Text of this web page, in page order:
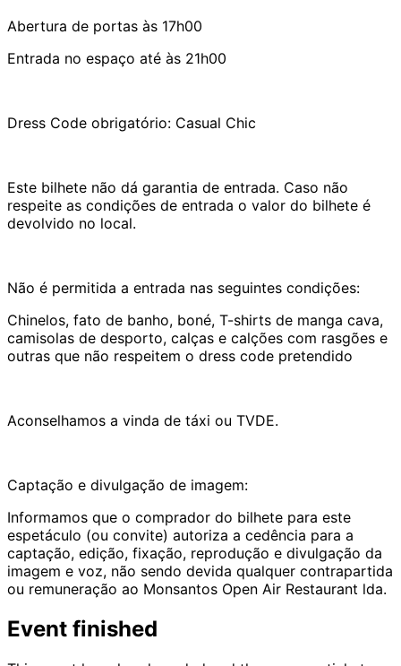
Abertura de portas às 17h00
Entrada no espaço até às 21h00
Dress Code obrigatório: Casual Chic
Este bilhete não dá garantia de entrada. Caso não
respeite as condições de entrada o valor do bilhete é
devolvido no local.
Não é permitida a entrada nas seguintes condições:
Chinelos, fato de banho, boné, T-shirts de manga cava,
camisolas de desporto, calças e calções com rasgões e
outras que não respeitem o dress code pretendido
Aconselhamos a vinda de táxi ou TVDE.
Captação e divulgação de imagem:
Informamos que o comprador do bilhete para este
espetáculo (ou convite) autoriza a cedência para a
captação, edição, fixação, reprodução e divulgação da
imagem e voz, não sendo devida qualquer contrapartida
ou remuneração ao Monsantos Open Air Restaurant lda.
Event finished